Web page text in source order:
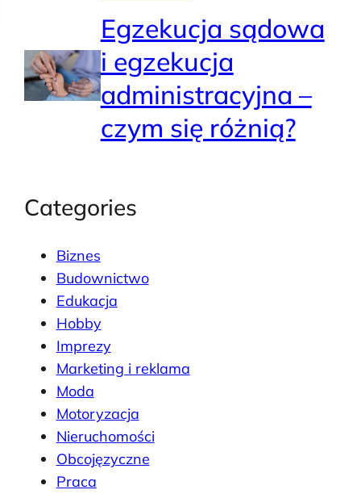
Egzekucja sądowa
i egzekucja
administracyjna –
czym się różnią?
Categories
Biznes
Budownictwo
Edukacja
Hobby
Imprezy
Marketing i reklama
Moda
Motoryzacja
Nieruchomości
Obcojęzyczne
Praca